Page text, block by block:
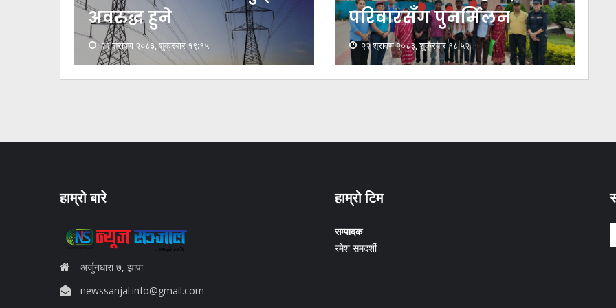
परिवारसँग पुनर्मिलन
२२ श्रावण २०८३, शुक्रबार १८:५२
सम्भावना न्यून
२२ श्रावण २०८३, शुक्रबार ०७:४८
हाम्रो बारे
अर्जुनधारा ७, झापा
newssanjal.info@gmail.com
हाम्रो टिम
सम्पादक
रमेश समदर्शी